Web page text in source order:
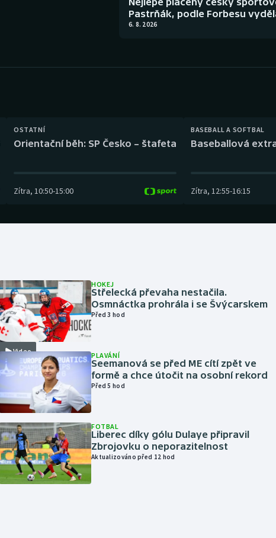
Pastrňák, podle Forbesu
6. 8. 2026
OSTATNÍ
Orientační běh: SP Česko – štafeta
Zítra, 10:50-15:00
BASEBALL A SOFTBAL
Baseballová
Zítra, 12:55-16:15
Video
HOKEJ
Střelecká převaha nestačila.
Osmnáctka prohrála i se Švýcarskem
Před 3 hod
PLAVÁNÍ
Seemanová se před ME cítí zpět ve
formě a chce útočit na osobní rekord
Před 5 hod
FOTBAL
Liberec díky gólu Dulaye připravil
Zbrojovku o neporazitelnost
Aktualizováno před 12 hod